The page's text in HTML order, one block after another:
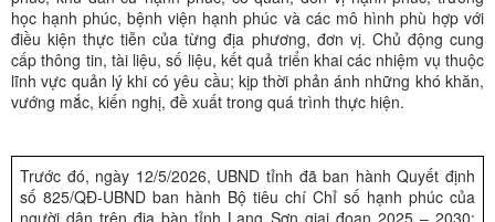
học hạnh phúc, bệnh viện hạnh phúc và các mô hình phù hợp với
điều kiện thực tiễn của từng địa phương, đơn vị. Chủ động cung
cấp thông tin, tài liệu, số liệu, kết quả triển khai các nhiệm vụ thuộc
lĩnh vực quản lý khi có yêu cầu; kịp thời phản ánh những khó khăn,
vướng mắc, kiến nghị, đề xuất trong quá trình thực hiện.
Trước đó, ngày 12/5/2026, UBND tỉnh đã ban hành Quyết định
số 825/QĐ-UBND ban hành Bộ tiêu chí Chỉ số hạnh phúc của